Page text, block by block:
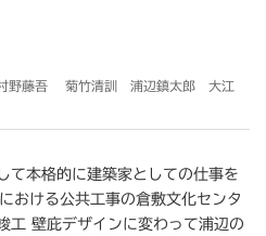
野藤吾 菊竹清訓 浦辺鎮太郎 大江
本格的に建築家としての仕事を
おける公共工事の倉敷文化センタ
壁庇デザインに変わって浦辺の